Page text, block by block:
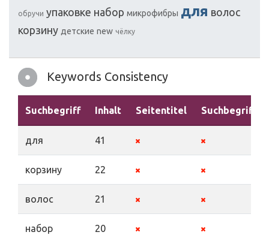
обручи упаковке набор микрофибры для волос
корзину детские new чёлку
Keywords Consistency
Suchbegriff Inhalt Seitentitel Suchbegriffe
для 41
корзину 22
волос 21
набор 20